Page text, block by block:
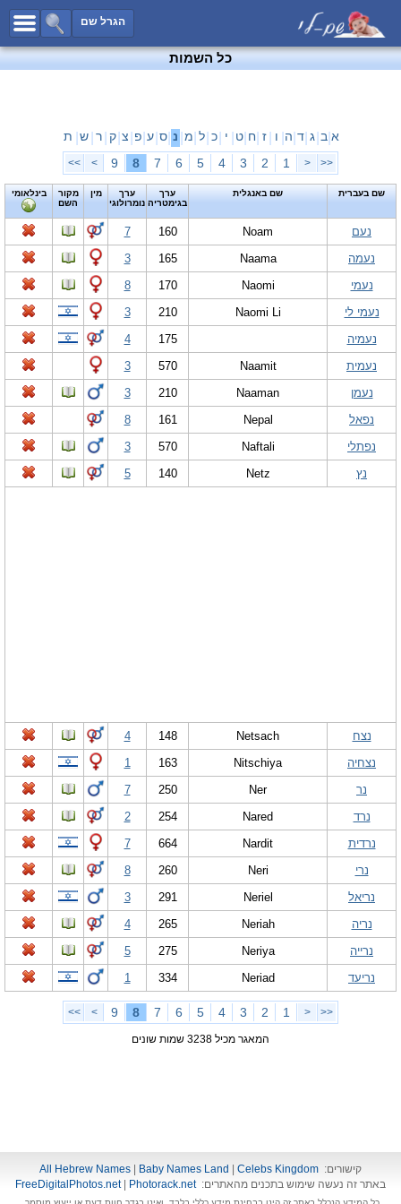
הגרל שם
כל השמות
שמות לבנים
שמות משותפים
שמות נפוצים
שמות נדירים
קטגוריות
מפורסמיםחדש!
נומרולוגיה
הוסף שם
צור קשר
פייסבוק
כל השמות
א ב ג ד ה ו ז ח ט י כ ל מ נ ס ע פ צ ק ר ש ת
<<
<
1
2
3
4
5
6
7
8
9
>
>>
שם בעברית שם באנגלית
ערך
בגימטריה
ערך
נומרולוגי
מין
מקור
השם
בינלאומי
נעם Noam
160
7
נעמה
Naama
165
3
נעמי
Naomi
170
8
נעמי לי
Naomi Li
210
3
נעמיה
175
4
נעמית
Naamit
570
3
נעמן
Naaman
210
3
נפאל
Nepal
161
8
נפתלי
Naftali
570
3
נץ
Netz
140
5
נצח Netsach
148
4
נצחיה
Nitschiya
163
1
נר
Ner
250
7
נרד
Nared
254
2
נרדית
Nardit
664
7
נרי
Neri
260
8
נריאל
Neriel
291
3
נריה
Neriah
265
4
נרייה
Neriya
275
5
נריעד
Neriad
334
1
<<
<
1
2
3
4
5
6
7
8
9
>
>>
המאגר מכיל 3238 שמות שונים
קישורים: All Hebrew Names Baby Names Land
Celebs Kingdom
באתר זה נעשה שימוש בתכנים מהאתרים:
FreeDigitalPhotos.net| Photorack.net